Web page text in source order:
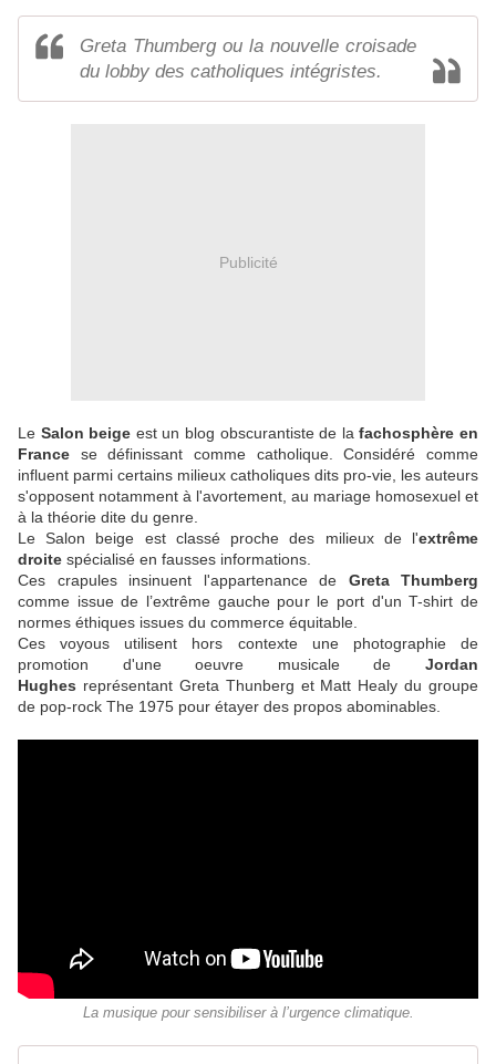
Greta Thumberg ou la nouvelle croisade
du lobby des catholiques intégristes.
Publicité
Le Salon beige est un blog obscurantiste de lafachosphère en
France se définissant comme catholique. Considéré comme
influent parmi certains milieux catholiques dits pro-vie, les auteurs
s'opposent notamment à l'avortement, au mariage homosexuel et
à la théorie dite du genre.
Le Salon beige est classé proche des milieux de l'extrême
droite spécialisé en fausses informations.
Ces crapules insinuent l'appartenance de Greta Thumberg
comme issue de l’extrême gauche pour le port d'un T-shirt de
normes éthiques issues du commerce équitable.
Ces voyous utilisent hors contexte une photographie de
promotion d'une oeuvre musicale de Jordan
Hughes représentant Greta Thunberg et Matt Healy du groupe
de pop-rock The 1975 pour étayer des propos abominables.
La musique pour sensibiliser à l’urgence climatique.